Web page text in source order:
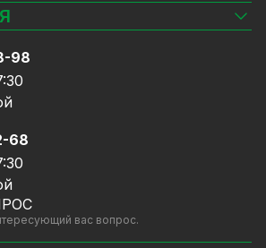
обслуживание
оферты
объёма HDD
98
68
вас вопрос.